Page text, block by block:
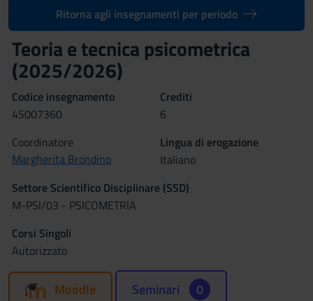
Ritorna agli insegnamenti per periodo
Teoria e tecnica psicometrica
(2025/2026)
Codice insegnamento
4S007360
Crediti
6
Coordinatore
Margherita Brondino
Lingua di erogazione
Italiano
Settore Scientifico Disciplinare (SSD)
M-PSI/03 - PSICOMETRIA
Corsi Singoli
Autorizzato
Moodle Seminari 0